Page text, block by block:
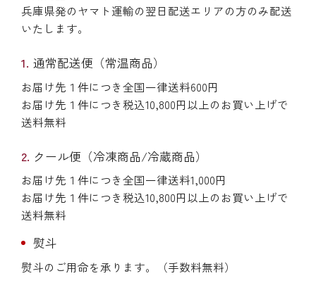
兵庫県発のヤマト運輸の翌日配送エリアの方のみ配送
いたします。
通常配送便（常温商品）
お届け先１件につき全国一律送料600円
お届け先１件につき税込10,800円以上のお買い上げで
送料無料
クール便（冷凍商品/冷蔵商品）
お届け先１件につき全国一律送料1,000円
お届け先１件につき税込10,800円以上のお買い上げで
送料無料
熨斗
熨斗のご用命を承ります。（手数料無料）